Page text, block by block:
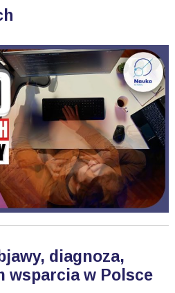
diagnoza,
wsparcia w Polsce